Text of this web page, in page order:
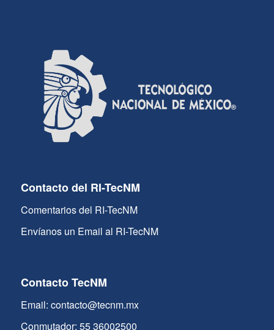
Contacto del RI-TecNM
Comentarios del RI-TecNM
Envíanos un Email al RI-TecNM
Contacto TecNM
Email: contacto@tecnm.mx
Conmutador: 55 36002500